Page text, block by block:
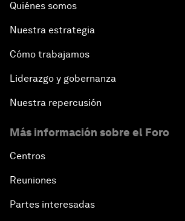
Quiénes somos
Nuestra estrategia
Cómo trabajamos
Liderazgo y gobernanza
Nuestra repercusión
Más información sobre el Foro
Centros
Reuniones
Partes interesadas